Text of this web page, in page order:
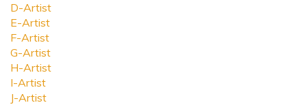
D-Artist
E-Artist
F-Artist
G-Artist
H-Artist
I-Artist
J-Artist